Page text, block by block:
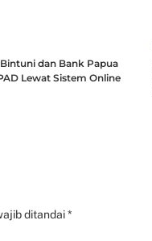
dan Bank Papua
Lewat Sistem Online
ditandai*